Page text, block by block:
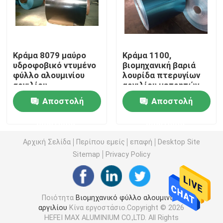
Ζητήστε μια προσφορά
Βιομηχανικό φύλλο αλουμινίου αργιλίου
Υδρόφιλο φύλλο αλουμινίου αλουμινίου
ταινίες αλουμινίου
Απόθεμα πτερυγίων αλουμινίου
Χρώμα υμένιο πηνίο αλουμινίου
Κράμα 8079 μαύρο
υδροφοβικό ντυμένο
φύλλο αλουμινίου
αργιλίου
ιδιοσυγκρασίας H22
για το απόθεμα
πτερυγίων με το
Αποστολή
Κράμα 1100,
βιομηχανική βαριά
λουρίδα πτερυγίων
αργιλίου μετρητών
ιδιοσυγκρασίας H22
με την μπλε και
χρυσή υδρόφιλη και
Αποστολή
Αρχική Σελίδα Περίπου εμείς επαφή
Desktop Site
Sitemap
Privacy Policy
Ποιότητα Βιομηχανικό φύλλο αλουμινίου
αργιλίου Κίνα εργοστάσιο.Copyright © 2026
HEFEI MAX ALUMINIUM CO.,LTD. All Rights